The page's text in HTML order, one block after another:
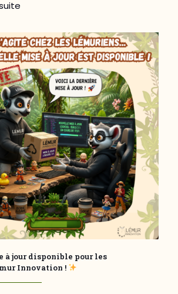
à jour disponible pour les
Innovation !